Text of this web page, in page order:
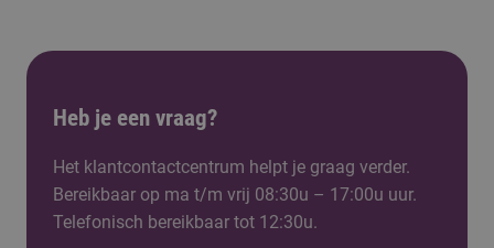
Heb je een vraag?
Het klantcontactcentrum helpt je graag verder.
Bereikbaar op ma t/m vrij 08:30u – 17:00u uur.
Telefonisch bereikbaar tot 12:30u.